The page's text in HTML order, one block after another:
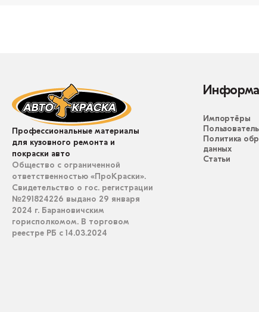
Профессиональные материалы
для кузовного ремонта и
покраски авто
Общество с ограниченной
ответственностью «ПроКраски».
Свидетельство о гос. регистрации
№291824226 выдано 29 января
2024 г. Барановичским
горисполкомом. В торговом
реестре РБ с 14.03.2024
Импортёры
Политика
данных
Статьи